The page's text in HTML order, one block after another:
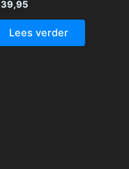
39,95
Lees verder